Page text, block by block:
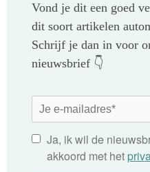
Vond je dit een goed
dit soort artikelen
Schrijf je dan in voor
nieuwsbrief 👇
Ja, ik wil de
akkoord met het